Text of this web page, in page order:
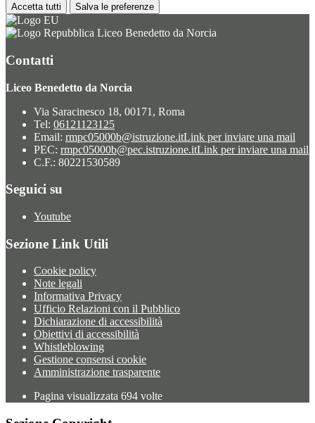
Accetta tutti Salva le preferenze
Liceo Benedetto da Norcia
Contatti
Liceo Benedetto da Norcia
Via Saracinesco 18, 00171, Roma
Tel: 06121123125
Email: rmpc05000b@istruzione.itLink per inviare una mail
PEC: rmpc05000b@pec.istruzione.itLink per inviare una mail
C.F.: 80221530589
Seguici su
Youtube
Sezione Link Utili
Cookie policy
Note legali
Informativa Privacy
Ufficio Relazioni con il Pubblico
Dichiarazione di accessibilità
Obiettivi di accessibilità
Whistleblowing
Gestione consensi cookie
Amministrazione trasparente
Pagina visualizzata 694 volte